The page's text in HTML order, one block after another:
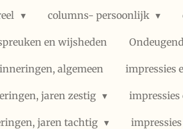
columns- persoonlijk
en wijsheden
algemeen impressies
jaren zestig
jaren tachtig